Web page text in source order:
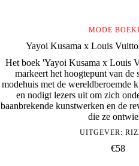
MODE
Yayoi Kusama x Louis
Het boek 'Yayoi Kusama x Louis
markeert het hoogtepunt van de
modehuis met de wereldberoemde
en nodigt lezers uit om zich
baanbrekende kunstwerken en de
die ze
UITGEVER:
€58